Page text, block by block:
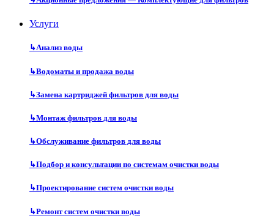
Услуги
↳Анализ воды
↳Водоматы и продажа воды
↳Замена картриджей фильтров для воды
↳Монтаж фильтров для воды
↳Обслуживание фильтров для воды
↳Подбор и консультации по системам очистки воды
↳Проектирование систем очистки воды
↳Ремонт систем очистки воды